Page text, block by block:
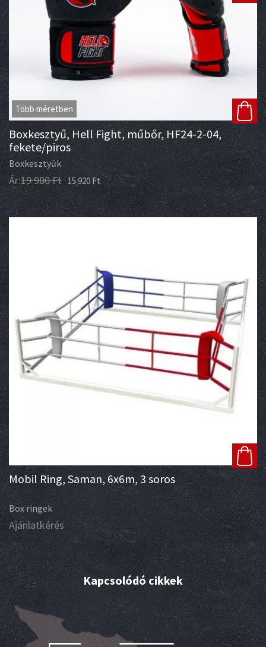
Több méretben
Boxkesztyű, Hell Fight, műbőr, HF24-2-04,
fekete/piros
Boxkesztyűk
Ár:19 900Ft 15 920Ft
Mobil Ring, Saman, 6x6m, 3 soros
Box ringek
Ajánlatkérés
Kapcsolódó cikkek